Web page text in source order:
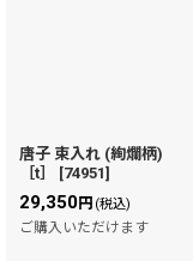
唐子 束入れ (絢爛柄)
［t］
[74951]
29,350円 (税込)
ご購入いただけます